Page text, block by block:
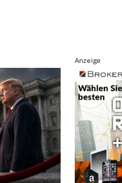
Anzeige